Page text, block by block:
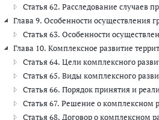
Статья 62. Расследование случаев
Глава 9. Особенности осуществления
Статья 63. Особенности
Глава 10. Комплексное развитие
Статья 64. Цели комплексного
Статья 65. Виды комплексного
Статья 66. Порядок принятия и
Статья 67. Решение о комплексном
Статья 68. Договор о комплексном